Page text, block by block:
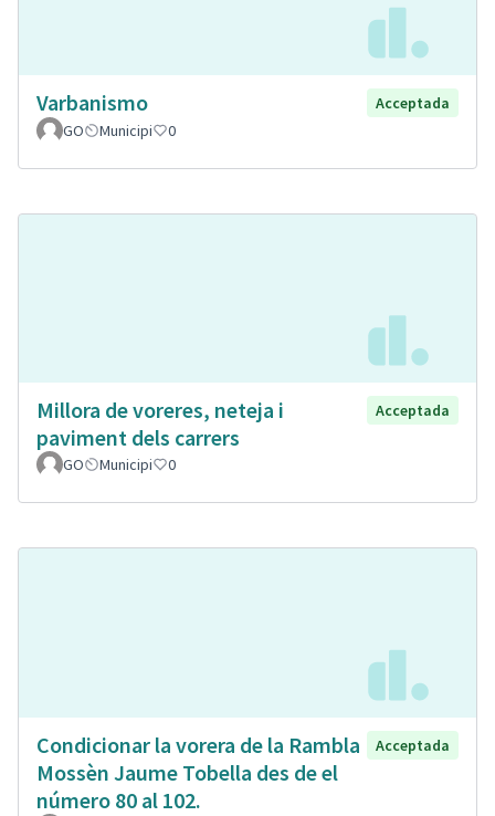
Varbanismo
Acceptada
GO
Municipi 0
Millora de voreres, neteja i
paviment dels carrers
Acceptada
GO Municipi 0
Condicionar la vorera de la Rambla
Mossèn Jaume Tobella des de el
número 80 al 102.
Acceptada